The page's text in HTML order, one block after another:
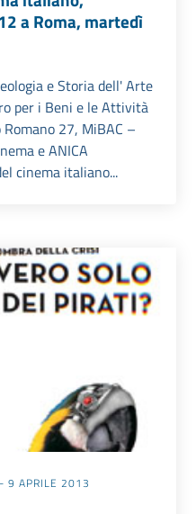
a Roma, martedì
e Storia dell' Arte
per i Beni e le Attività
27, MiBAC –
e ANICA
cinema italiano...
- 9 APRILE 2013